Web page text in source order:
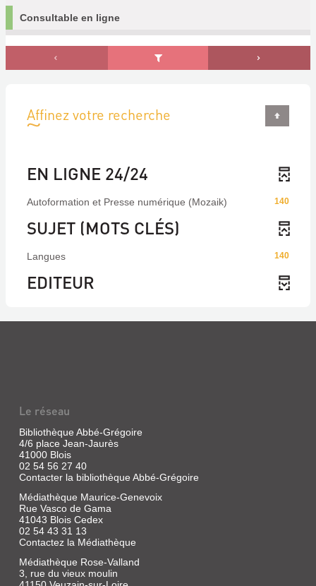
Consultable en ligne
Affinez votre recherche
EN LIGNE 24/24
140
Autoformation et Presse numérique (Mozaik)
SUJET (MOTS CLÉS)
140
Langues
EDITEUR
Le réseau
Bibliothèque Abbé-Grégoire
4/6 place Jean-Jaurès
41000 Blois
02 54 56 27 40
Contacter la bibliothèque Abbé-Grégoire
Médiathèque Maurice-Genevoix
Rue Vasco de Gama
41043 Blois Cedex
02 54 43 31 13
Contactez la Médiathèque
Médiathèque Rose-Valland
3, rue du vieux moulin